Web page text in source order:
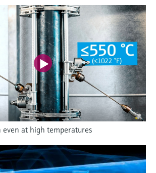
even at high temperatures